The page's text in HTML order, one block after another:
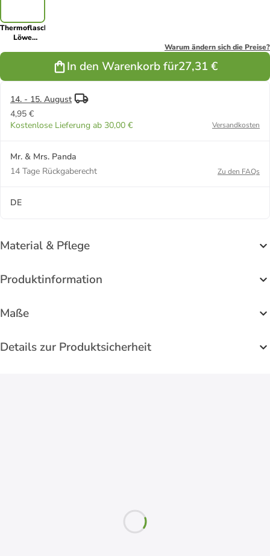
Thermoflasche
Löwe
mit Spruch in
Warum ändern sich die Preise?
In den Warenkorb für27,31 €
14. - 15. August
4,95 €
Kostenlose Lieferung ab 30,00 €
Versandkosten
Mr. & Mrs. Panda
14 Tage Rückgaberecht
Zu den FAQs
DE
Material & Pflege
Produktinformation
Maße
Details zur Produktsicherheit